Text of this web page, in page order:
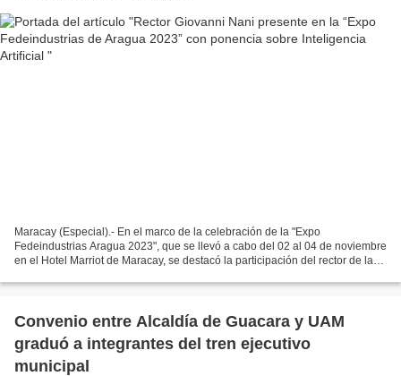
Maracay (Especial).- En el marco de la celebración de la "Expo
Fedeindustrias Aragua 2023", que se llevó a cabo del 02 al 04 de noviembre
en el Hotel Marriot de Maracay, se destacó la participación del rector de la
Convenio entre Alcaldía de Guacara y UAM
graduó a integrantes del tren ejecutivo
municipal